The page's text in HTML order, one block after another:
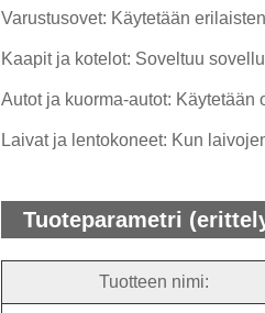
Varustusovet: Käytetään
Kaapit ja kotelot: Soveltuu
Autot ja kuorma-autot:
Laivat ja lentokoneet: Kun
Tuoteparametri
Tuotteen nimi: